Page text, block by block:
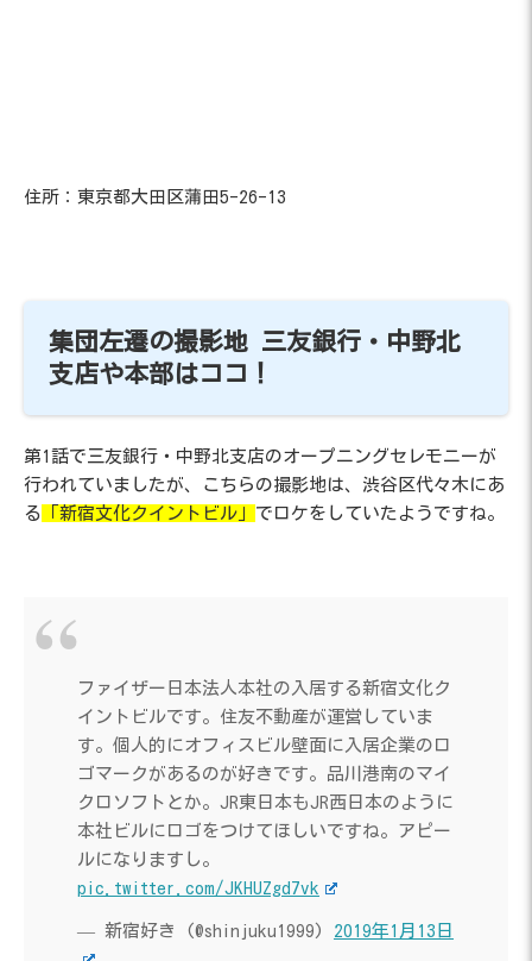
住所：東京都大田区蒲田5-26-13
集団左遷の撮影地 三友銀行・中野北
支店や本部はココ！
第1話で三友銀行・中野北支店のオープニングセレモニーが
行われていましたが、こちらの撮影地は、渋谷区代々木にあ
る 「新宿文化クイントビル」 でロケをしていたようですね。
ファイザー日本法人本社の入居する新宿文化ク
イントビルです。住友不動産が運営していま
す。個人的にオフィスビル壁面に入居企業のロ
ゴマークがあるのが好きです。品川港南のマイ
クロソフトとか。JR東日本もJR西日本のように
本社ビルにロゴをつけてほしいですね。アピー
ルになりますし。
pic.twitter.com/JKHUZgd7vk
— 新宿好き (@shinjuku1999) 2019年1月13日